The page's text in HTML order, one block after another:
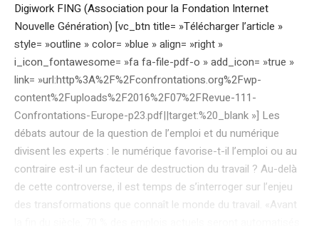
Digiwork FING (Association pour la Fondation Internet
Nouvelle Génération) [vc_btn title= »Télécharger l’article »
style= »outline » color= »blue » align= »right »
i_icon_fontawesome= »fa fa-file-pdf-o » add_icon= »true »
link= »url:http%3A%2F%2Fconfrontations.org%2Fwp-
content%2Fuploads%2F2016%2F07%2FRevue-111-
Confrontations-Europe-p23.pdf||target:%20_blank »] Les
débats autour de la question de l’emploi et du numérique
divisent les experts : le numérique favorise-t-il l’emploi ou au
contraire est-il un facteur de destruction du travail ? Au-delà
de cette controverse, il est temps de s’interroger sur l’enjeu
des transformations que connaît le monde du travail. «Avant